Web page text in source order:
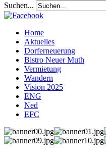
Suchen...
Home
Aktuelles
Dorferneuerung
Bistro Neuer Muth
Vermietung
Wandern
Vision 2025
ENG
Ned
EFC